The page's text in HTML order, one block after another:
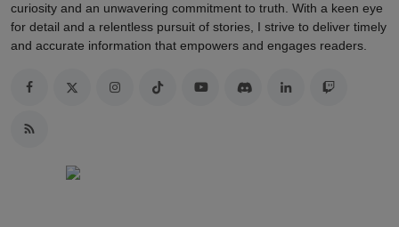
curiosity and an unwavering commitment to truth. With a keen eye
for detail and a relentless pursuit of stories, I strive to deliver timely
and accurate information that empowers and engages readers.